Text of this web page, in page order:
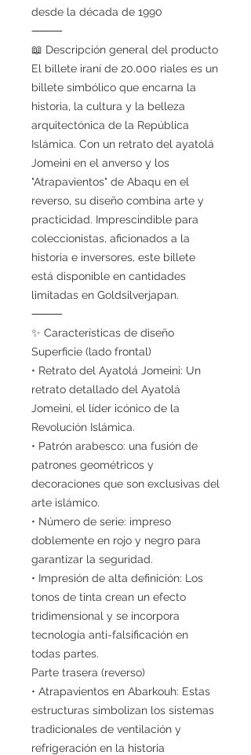
desde la década de 1990
⸻
📖 Descripción general del producto
El billete iraní de 20.000 riales es un
billete simbólico que encarna la
historia, la cultura y la belleza
arquitectónica de la República
Islámica. Con un retrato del ayatolá
Jomeini en el anverso y los
"Atrapavientos" de Abaqu en el
reverso, su diseño combina arte y
practicidad. Imprescindible para
coleccionistas, aficionados a la
historia e inversores, este billete
está disponible en cantidades
limitadas en Goldsilverjapan.
⸻
✨ Características de diseño
Superficie (lado frontal)
• Retrato del Ayatolá Jomeini: Un
retrato detallado del Ayatolá
Jomeini, el líder icónico de la
Revolución Islámica.
• Patrón arabesco: una fusión de
patrones geométricos y
decoraciones que son exclusivas del
arte islámico.
• Número de serie: impreso
doblemente en rojo y negro para
garantizar la seguridad.
• Impresión de alta definición: Los
tonos de tinta crean un efecto
tridimensional y se incorpora
tecnología anti-falsificación en
todas partes.
Parte trasera (reverso)
• Atrapavientos en Abarkouh: Estas
estructuras simbolizan los sistemas
tradicionales de ventilación y
refrigeración en la historia